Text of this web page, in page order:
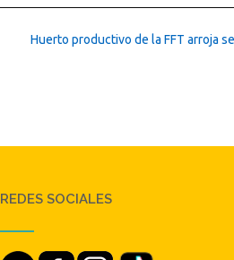
Huerto productivo de la FFT arroja
REDES SOCIALES